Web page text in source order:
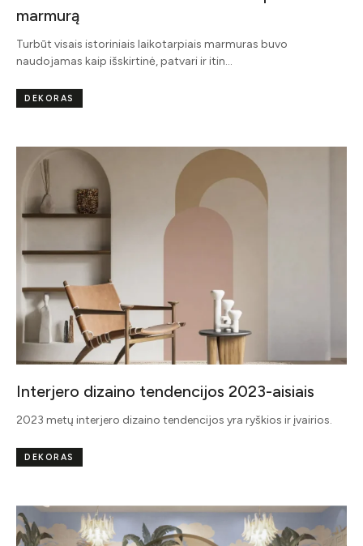
marmurą
Turbūt visais istoriniais laikotarpiais marmuras buvo
naudojamas kaip išskirtinė, patvari ir itin…
DEKORAS
Interjero dizaino tendencijos 2023-aisiais
2023 metų interjero dizaino tendencijos yra ryškios ir įvairios.
DEKORAS